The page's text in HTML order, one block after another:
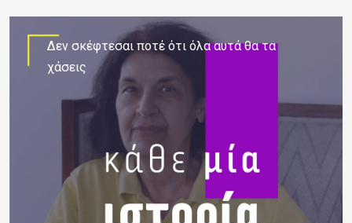
Δεν σκέφτεσαι ποτέ ότι όλα αυτά θα τα
χάσεις